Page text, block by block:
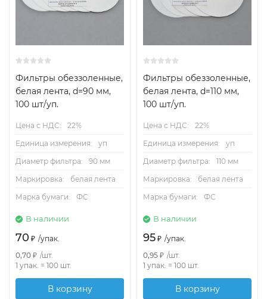
Фильтры обеззоленные,
белая лента, d=90 мм,
100 шт/уп.
Цена с НДС:
22%
Единица измерения:
уп
Диаметр фильтра:
90 мм
Маркировка:
белая лента
Марка бумаги:
ФС
В наличии
70 ₽ /упак.
0,70 ₽ /шт.
1 упак. = 100 шт.
В корзину
Фильтры обеззоленные,
белая лента, d=110 мм,
100 шт/уп.
Цена с НДС:
22%
Единица измерения:
уп
Диаметр фильтра:
110 мм
Маркировка:
белая лента
Марка бумаги:
ФС
В наличии
95 ₽ /упак.
0,95 ₽ /шт.
1 упак. = 100 шт.
В корзину